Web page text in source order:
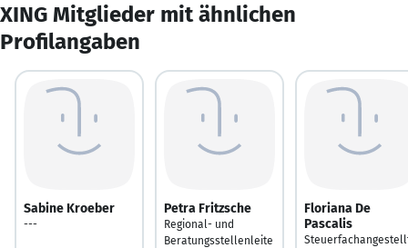
XING Mitglieder mit ähnlichen
Profilangaben
Sabine Kroeber
---
Petra Fritzsche
Regional- und
Beratungsstellenleite
Floriana De
Pascalis